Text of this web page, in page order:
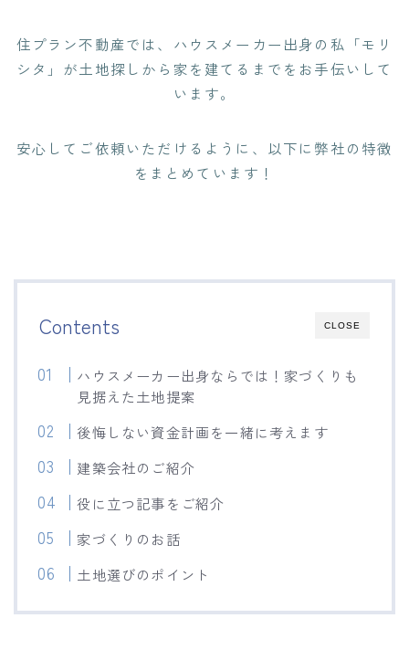
住プラン不動産では、ハウスメーカー出身の私「モリ
シタ」が土地探しから家を建てるまでをお手伝いして
います。
安心してご依頼いただけるように、以下に弊社の特徴
をまとめています！
CLOSE
Contents
ハウスメーカー出身ならでは！家づくりも
見据えた土地提案
後悔しない資金計画を一緒に考えます
建築会社のご紹介
役に立つ記事をご紹介
家づくりのお話
土地選びのポイント